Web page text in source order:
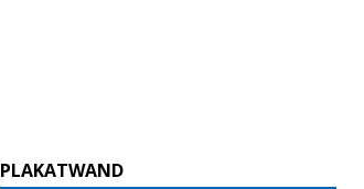
PLAKATWAND